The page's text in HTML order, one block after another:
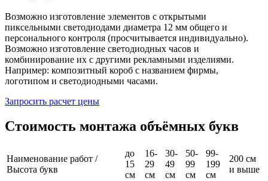
Возможно изготовление элементов с открытыми
пиксельными светодиодами диаметра 12 мм общего и
персонального контроля (просчитывается индивидуально).
Возможно изготовление светодиодных часов и
комбинирование их с другими рекламными изделиями.
Например: композитный короб с названием фирмы,
логотипом и светодиодными часами.
Запросить расчет цены
Стоимость монтажа объёмных букв
Наименование работ /
Высота букв
до
15
см
16-
29
см
30-
49
см
50-
99
см
99-
199
см
200 см
и выше